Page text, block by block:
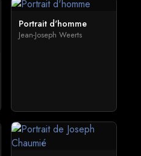
Portrait d'homme
Jean-Joseph Weerts